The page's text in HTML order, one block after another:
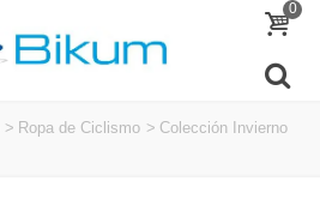
0
> Ropa de Ciclismo > Colección Invierno